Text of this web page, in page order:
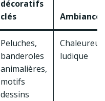
décoratifs
clés
Ambiance
Peluches,
banderoles
animalières,
motifs
dessins
ludique